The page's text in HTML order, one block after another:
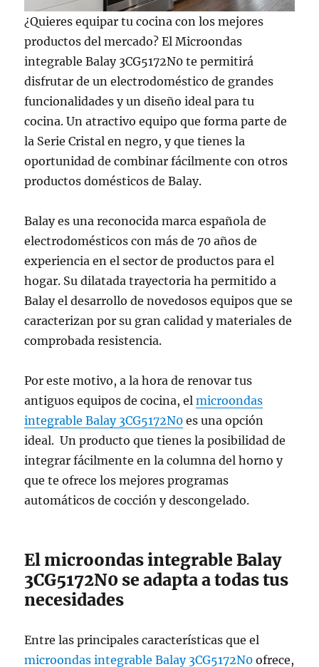
¿Quieres equipar tu cocina con los mejores
productos del mercado? El Microondas
integrable Balay 3CG5172N0 te permitirá
disfrutar de un electrodoméstico de grandes
funcionalidades y un diseño ideal para tu
cocina. Un atractivo equipo que forma parte de
la Serie Cristal en negro, y que tienes la
oportunidad de combinar fácilmente con otros
productos domésticos de Balay.
Balay es una reconocida marca española de
electrodomésticos con más de 70 años de
experiencia en el sector de productos para el
hogar. Su dilatada trayectoria ha permitido a
Balay el desarrollo de novedosos equipos que se
caracterizan por su gran calidad y materiales de
comprobada resistencia.
Por este motivo, a la hora de renovar tus
antiguos equipos de cocina, elmicroondas
integrable Balay 3CG5172N0 es una opción
ideal. Un producto que tienes la posibilidad de
integrar fácilmente en la columna del horno y
que te ofrece los mejores programas
automáticos de cocción y descongelado.
El microondas integrable Balay
3CG5172N0 se adapta a todas tus
necesidades
Entre las principales características que el
microondas integrable Balay 3CG5172N0 ofrece,